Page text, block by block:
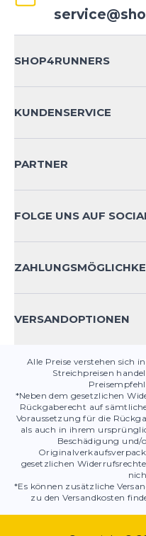
SHOP4RUNNERS
KUNDENSERVICE
KONTAKT
PRODUKTSICHERHEIT
PARTNER
FOLGE UNS AUF
VERSANDOPTIONEN
Alle Preise verstehen sich
Streichpreisen
*Neben dem gesetzlichen
Rückgaberecht auf
Voraussetzung für die
als auch in ihrem
Beschädigung und/
gesetzlichen
*Es können zusätzliche
zu den Versandkosten